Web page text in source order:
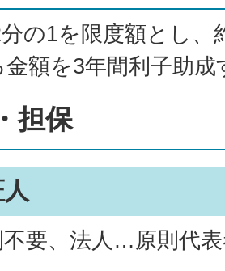
の1を限度額とし、
額を3年間利子助成
担保
要、法人…原則代